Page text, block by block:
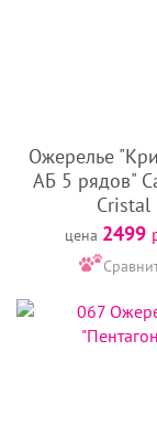
Ожерелье
АБ 5 рядов"
Cristal
цена 2499